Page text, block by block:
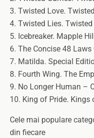
3. Twisted Love.
4. Twisted Lies.
5. Icebreaker. Mapple
6. The Concise 48
7. Matilda. Special
8. Fourth Wing. The
9. No Longer Human –
10. King of Pride.
Cele mai populare
din fiecare